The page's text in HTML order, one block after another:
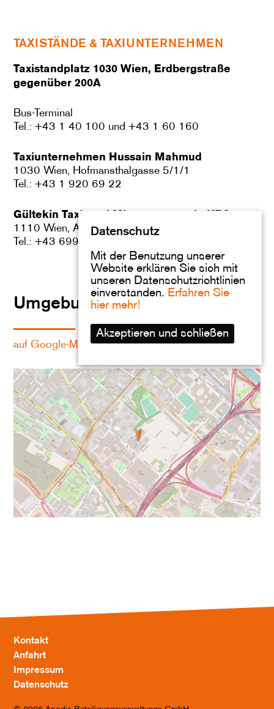
TAXISTÄNDE & TAXIUNTERNEHMEN
Taxistandplatz 1030 Wien, Erdbergstraße
gegenüber 200A
Bus-Terminal
Tel.: +43 1 40 100 und +43 1 60 160
Taxiunternehmen Hussain Mahmud
1030 Wien, Hofmansthalgasse 5/1/1
Tel.: +43 1 920 69 22
Gültekin Taxi- und Mietwagenservie KEG
1110 Wien, Am Kanal 35
Tel.: +43 699 1 258 71 94
Umgebungsplan
auf Google-Maps ansehen
Kontakt
Anfahrt
Impressum
Datenschutz
Datenschutz
Mit der Benutzung unserer
Website erklären Sie sich mit
unseren Datenschutzrichtlinien
einverstanden. Erfahren Sie
hier mehr!
Akzeptieren und schließen